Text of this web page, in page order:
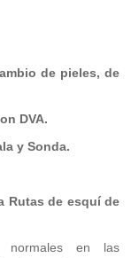
de pieles, de
DVA.
y Sonda.
Rutas de esquí de
normales en las